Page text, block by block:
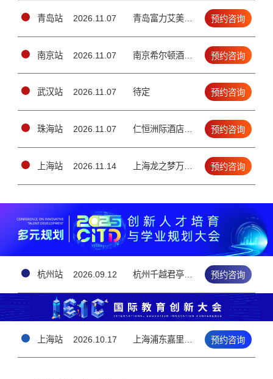
青岛站 2026.11.07 青岛富力艾美酒店五层大宴会厅（青岛市市北区延吉路112号） 预约咨询
南京站 2026.11.07 南京希尔顿酒店·3楼颂庭1/2厅(南京市建邺区江东中路100号) 预约咨询
武汉站 2026.11.07 待定 预约咨询
珠海站 2026.11.07 仁恒洲际酒店3楼宴会厅（香洲区情侣南路1号） 预约咨询
上海站 2026.11.14 预约咨询
杭州站 2026.09.12 杭州千越君亭酒店 · 5楼钱江厅（上城区雷霆路126号） 预约咨询
上海站 2026.10.17 预约咨询